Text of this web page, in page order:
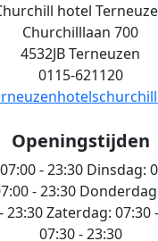
hotel
Churchilllaan 700
4532JB Terneuzen
0115-621120
Openingstijden
07:00 - 23:30Dinsdag:
- 23:30
23:30Zaterdag: 07:30
07:30 - 23:30